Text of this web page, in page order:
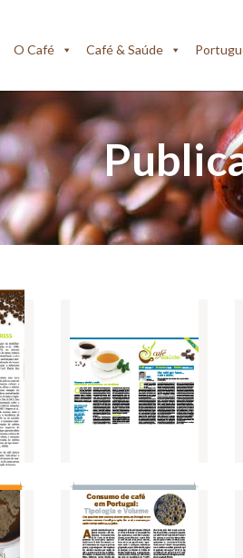
O Café Café & Saúde